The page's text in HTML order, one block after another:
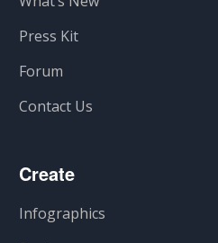
Press Kit
Forum
Contact Us
Create
Infographics